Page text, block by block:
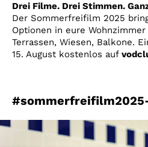
Drei Filme. Drei Stimmen.
Der Sommerfreifilm 2025
Optionen in eure
Terrassen, Wiesen, Balkone.
15. August kostenlos auf